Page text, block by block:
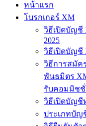
หน้าแรก
โบรกเกอร์ XM
วิธีเปิดบัญชี
2025
วิธีเปิดบัญชี
วิธีการสมัค
พันธมิตร XM
รับคอมมิชชั่
วิธีเปิดบัญชี
ประเภทบัญ